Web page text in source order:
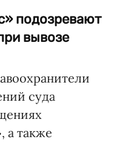
подозревают
вывозе
суда
а также